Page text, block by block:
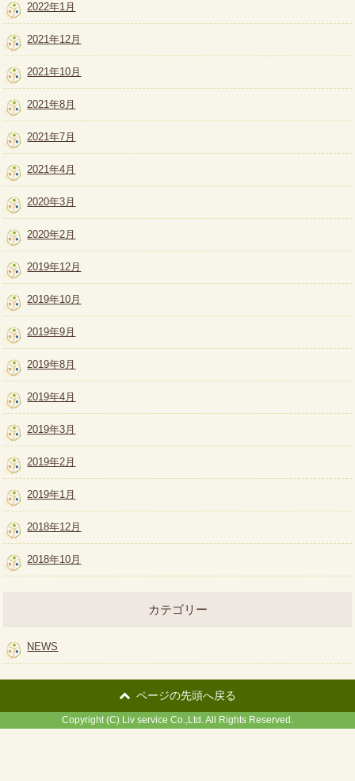
2022年1月
2021年12月
2021年10月
2021年8月
2021年7月
2021年4月
2020年3月
2020年2月
2019年12月
2019年10月
2019年9月
2019年8月
2019年4月
2019年3月
2019年2月
2019年1月
2018年12月
2018年10月
カテゴリー
NEWS
ページの先頭へ戻る
Copyright (C) Liv service Co.,Ltd. All Rights Reserved.